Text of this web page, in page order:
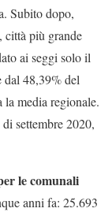
Subito dopo,
città più grande
ai seggi solo il
48,39% del
media regionale.
settembre 2020,
le comunali
anni fa: 25.693